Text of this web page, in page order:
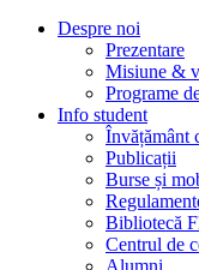
Despre noi
Prezentare
Misiune &
Programe
Info student
Învățământ
Publicații
Burse și
Bibliotecă
Centrul de
Alumni